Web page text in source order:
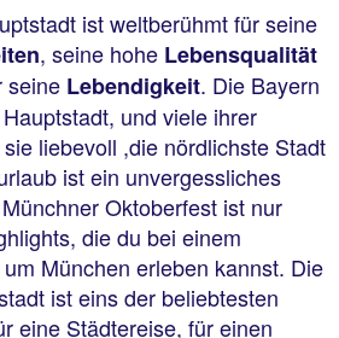
ist weltberühmt für seine
, seine hohe Lebensqualität
seine Lebendigkeit. Die Bayern
und viele ihrer
liebevoll ,die nördlichste Stadt
ist ein unvergessliches
Oktoberfest ist nur
die du bei einem
München erleben kannst. Die
ist eins der beliebtesten
eine Städtereise, für einen